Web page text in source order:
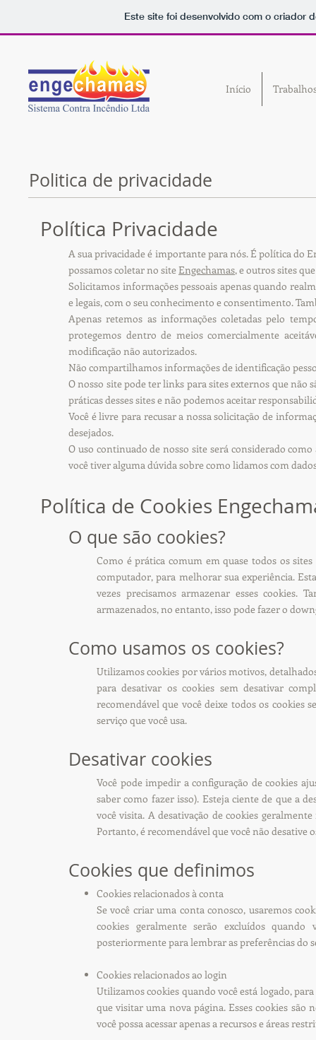
Este site foi desenvolvido com o criador
Início
Politica de privacidade
Política Privacidade
A sua privacidade é importante para nós. É política do
possamos coletar no site Engechamas, e outros sites
Solicitamos informações pessoais apenas quando
e legais, com o seu conhecimento e consentimento.
Apenas retemos as informações coletadas pelo
protegemos dentro de meios comercialmente
modificação não autorizados.
Não compartilhamos informações de identificação
O nosso site pode ter links para sites externos que não
práticas desses sites e não podemos aceitar
Você é livre para recusar a nossa solicitação de
desejados.
O uso continuado de nosso site será considerado
você tiver alguma dúvida sobre como lidamos com
Política de Cookies
O que são cookies?
Como é prática comum em quase todos os
computador, para melhorar sua experiência.
vezes precisamos armazenar esses cookies.
armazenados, no entanto, isso pode fazer o
Como usamos os cookies?
Utilizamos cookies por vários motivos,
para desativar os cookies sem desativar
recomendável que você deixe todos os cookies
serviço que você usa.
Desativar cookies
Você pode impedir a configuração de cookies
saber como fazer isso). Esteja ciente de que a
você visita. A desativação de cookies
Portanto, é recomendável que você não desative
Cookies que definimos
Cookies relacionados à conta
Se você criar uma conta conosco, usaremos
cookies geralmente serão excluídos
posteriormente para lembrar as preferências do
Cookies relacionados ao login
Utilizamos cookies quando você está logado,
que visitar uma nova página. Esses cookies
você possa acessar apenas a recursos e áreas